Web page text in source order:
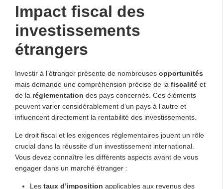
Impact fiscal des
investissements
étrangers
Investir à l’étranger présente de nombreuses opportunités
mais demande une compréhension précise de la fiscalité et
de la réglementation des pays concernés. Ces éléments
peuvent varier considérablement d’un pays à l’autre et
influencent directement la rentabilité des investissements.
Le droit fiscal et les exigences réglementaires jouent un rôle
crucial dans la réussite d’un investissement international.
Vous devez connaître les différents aspects avant de vous
engager dans un marché étranger :
Les taux d’imposition applicables aux revenus des